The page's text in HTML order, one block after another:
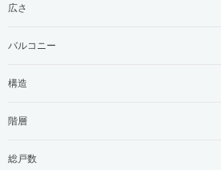
広さ
バルコニー
構造
階層
総戸数